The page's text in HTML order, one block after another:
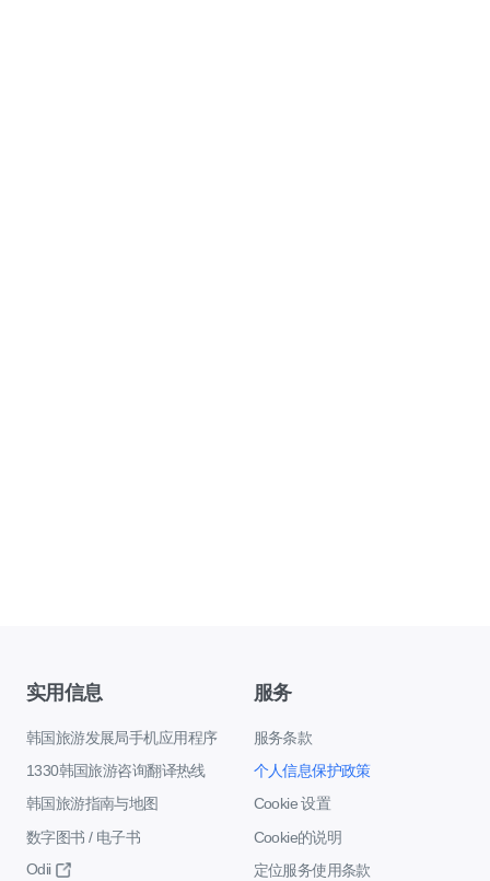
实用信息
韩国旅游发展局手机应用程序
1330韩国旅游咨询翻译热线
韩国旅游指南与地图
数字图书 / 电子书
Odii
服务
服务条款
个人信息保护政策
Cookie 设置
Cookie的说明
定位服务使用条款